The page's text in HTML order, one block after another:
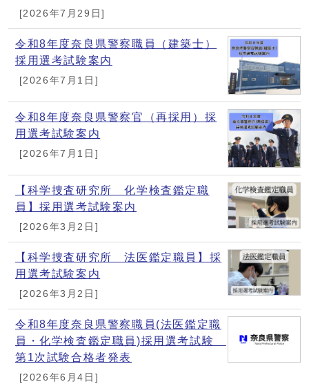
[2026年7月29日]
令和8年度奈良県警察職員（建築士）
採用選考試験案内
[2026年7月1日]
令和8年度奈良県警察官（再採用）採
用選考試験案内
[2026年7月1日]
【科学捜査研究所 化学検査鑑定職
員】採用選考試験案内
[2026年3月2日]
【科学捜査研究所 法医鑑定職員】採
用選考試験案内
[2026年3月2日]
令和8年度奈良県警察職員(法医鑑定職
員・化学検査鑑定職員)採用選考試験
第1次試験合格者発表
[2026年6月4日]